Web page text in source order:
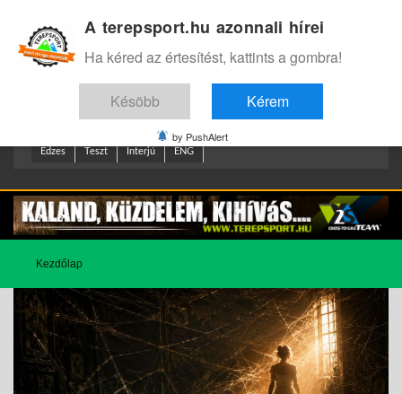
Edzes Teszt Interjú ENG
Kezdőlap
A terepsport.hu azonnali hírei
Ha kéred az értesítést, kattints a gombra!
Késöbb Kérem
by PushAlert